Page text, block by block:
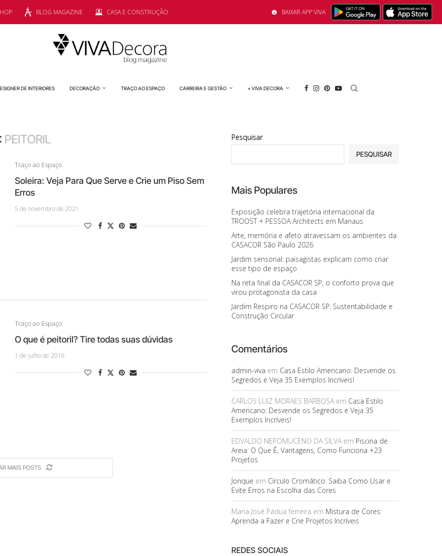
BLOG MAGAZINE CASA E CONSTRUÇÃO BAIXAR APP VIVA
DE INTERIORES DECORAÇÃO TRAÇO AO ESPAÇO CARREIRA E GESTÃO + VIVA DECORA
PEITORIL
Traço ao Espaço
Soleira: Veja Para Que Serve e Crie um Piso Sem
Erros
5 de novembro de 2021
Traço ao Espaço
O que é peitoril? Tire todas suas dúvidas
1 de julho de 2019
MAIS POSTS
Pesquisar
PESQUISAR
Mais Populares
Exposição celebra trajetória internacional da
TROOST + PESSOA Architects em Manaus
Arte, memória e afeto atravessam os ambientes da
CASACOR São Paulo 2026
Jardim sensorial: paisagistas explicam como criar
esse tipo de espaço
Na reta final da CASACOR SP, o conforto prova que
virou protagonista da casa
Jardim Respiro na CASACOR SP: Sustentabilidade e
Construção Circular
Comentários
admin-viva em Casa Estilo Americano: Desvende os
Segredos e Veja 35 Exemplos Incríveis!
CARLOS LUIZ MORAES BARBOSAem Casa Estilo
Americano: Desvende os Segredos e Veja 35
Exemplos Incríveis!
EDVALDO NEPOMUCENO DA SILVAem Piscina de
Areia: O Que É, Vantagens, Como Funciona +23
Projetos
Jonque em Círculo Cromático: Saiba Como Usar e
Evite Erros na Escolha das Cores
Maria José Pádua ferreira em Mistura de Cores:
Aprenda a Fazer e Crie Projetos Incríveis
REDES SOCIAIS